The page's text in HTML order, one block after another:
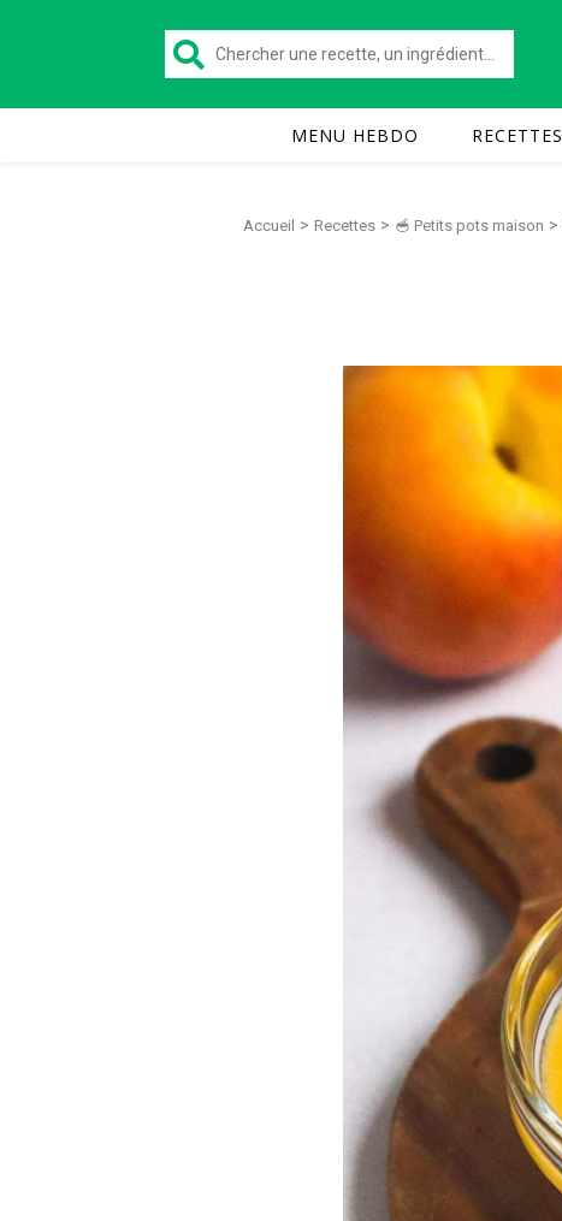
MENU HEBDO RECETTES
Accueil > Recettes > 🥣 Petits pots maison >